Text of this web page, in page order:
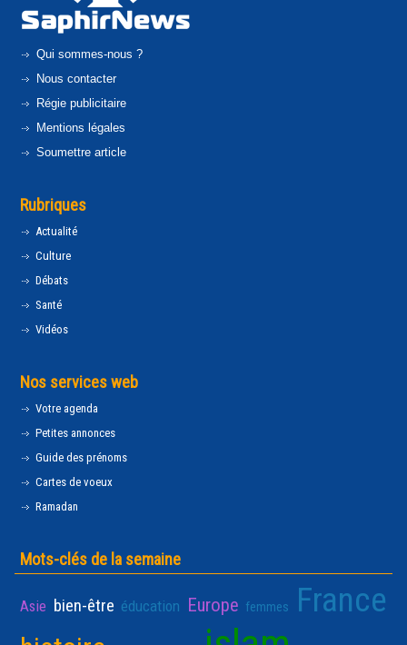
Qui sommes-nous ?
Nous contacter
Régie publicitaire
Mentions légales
Soumettre article
Rubriques
Actualité
Culture
Débats
Santé
Vidéos
Nos services web
Votre agenda
Petites annonces
Guide des prénoms
Cartes de voeux
Ramadan
Mots-clés de la semaine
Asie bien-être éducation Europe femmes France